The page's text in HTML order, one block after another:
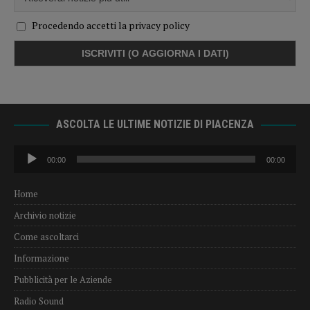
Procedendo accetti la privacy policy
ASCOLTA LE ULTIME NOTIZIE DI PIACENZA
Audio
Player
00:00 00:00
Home
Archivio notizie
Come ascoltarci
Informazione
Pubblicità per le Aziende
Radio Sound